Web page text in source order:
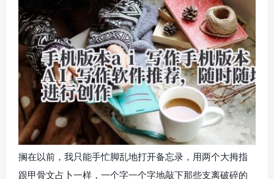
搁在以前，我只能手忙脚乱地打开备忘录，用两个大拇指
跟甲骨文占卜一样，一个字一个字地敲下那些支离破碎的